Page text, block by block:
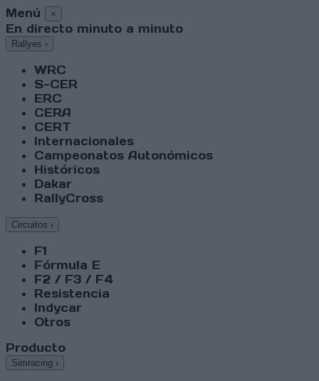
Menú ×
En directo minuto a minuto
Rallyes ›
WRC
S-CER
ERC
CERA
CERT
Internacionales
Campeonatos Autonómicos
Históricos
Dakar
RallyCross
Circuitos ›
F1
Fórmula E
F2 / F3 / F4
Resistencia
Indycar
Otros
Producto
Simracing ›